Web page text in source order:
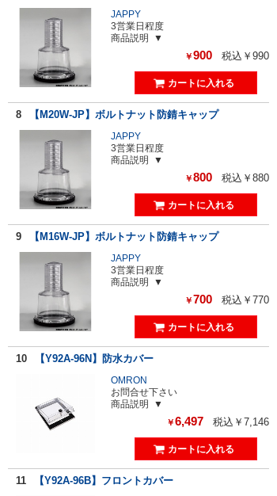
JAPPY
3営業日程度
商品説明
￥900 税込￥990
8 【M20W-JP】ボルトナット防錆キャップ
JAPPY
3営業日程度
商品説明
￥800 税込￥880
9 【M16W-JP】ボルトナット防錆キャップ
JAPPY
3営業日程度
商品説明
￥700 税込￥770
10 【Y92A-96N】防水カバー
OMRON
お問合せ下さい
商品説明
￥6,497 税込￥7,146
11 【Y92A-96B】フロントカバー